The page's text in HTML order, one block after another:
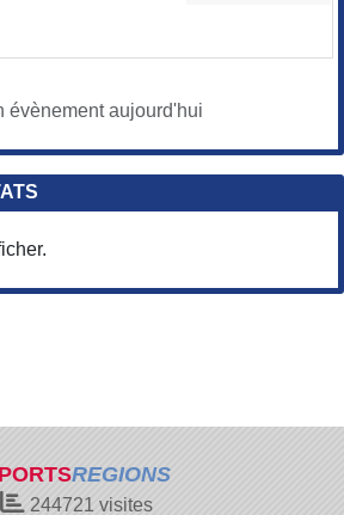
évènement aujourd'hui
REGIONS
244721 visites